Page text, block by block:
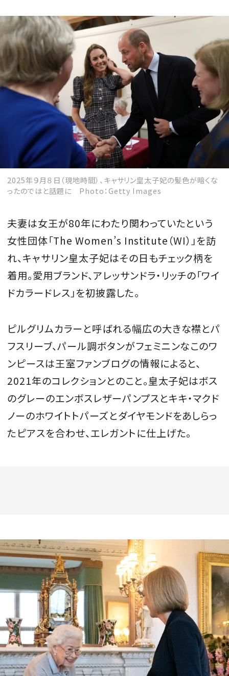
2025年９月８日（現地時間）、キャサリン皇太子妃の髪色が暗くな
ったのではと話題に Photo：Getty Images
夫妻は女王が80年にわたり関わっていたという
女性団体「The Women’s Institute（WI）」を訪
れ、キャサリン皇太子妃はその日もチェック柄を
着用。愛用ブランド、アレッサンドラ・リッチの「ワイ
ドカラードレス」を初披露した。
ピルグリムカラーと呼ばれる幅広の大きな襟とパ
フスリーブ、パール調ボタンがフェミニンなこのワ
ンピースは王室ファンブログの情報によると、
2021年のコレクションとのこと。皇太子妃はボス
のグレーのエンボスレザーパンプスとキキ・マクド
ノーのホワイトトパーズとダイヤモンドをあしらっ
たピアスを合わせ、エレガントに仕上げた。